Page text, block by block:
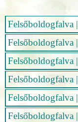
Felsőboldogfalva |
Felsőboldogfalva|
Felsőboldogfalva |
Felsőboldogfalva |
Felsőboldogfalva |
Felsőboldogfalva|